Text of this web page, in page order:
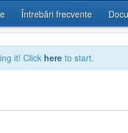
Întrebări frecvente
it! Click here to start.